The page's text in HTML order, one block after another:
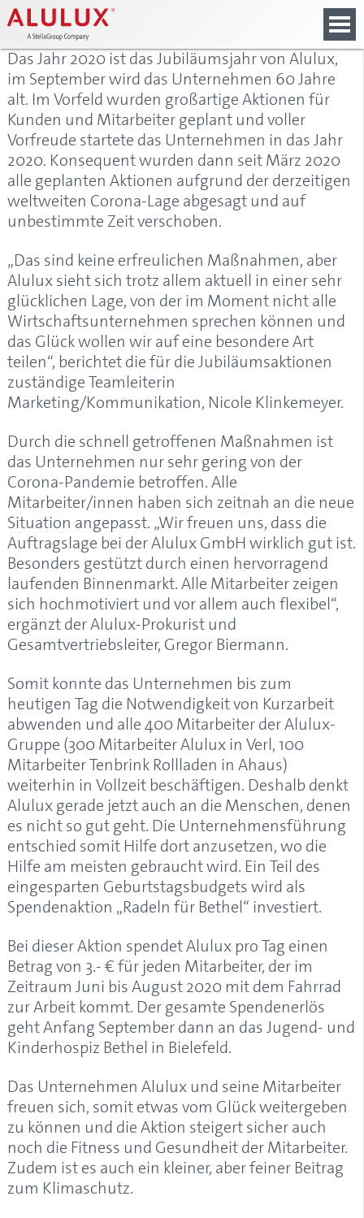
main
content
springen
springen
springen
Das Jahr 2020 ist das Jubiläumsjahr von Alulux,
im September wird das Unternehmen 60 Jahre
alt. Im Vorfeld wurden großartige Aktionen für
Kunden und Mitarbeiter geplant und voller
Vorfreude startete das Unternehmen in das Jahr
2020. Konsequent wurden dann seit März 2020
alle geplanten Aktionen aufgrund der derzeitigen
weltweiten Corona-Lage abgesagt und auf
unbestimmte Zeit verschoben.
„Das sind keine erfreulichen Maßnahmen, aber
Alulux sieht sich trotz allem aktuell in einer sehr
glücklichen Lage, von der im Moment nicht alle
Wirtschaftsunternehmen sprechen können und
das Glück wollen wir auf eine besondere Art
teilen“, berichtet die für die Jubiläumsaktionen
zuständige Teamleiterin
Marketing/Kommunikation, Nicole Klinkemeyer.
Durch die schnell getroffenen Maßnahmen ist
das Unternehmen nur sehr gering von der
Corona-Pandemie betroffen. Alle
Mitarbeiter/innen haben sich zeitnah an die neue
Situation angepasst. „Wir freuen uns, dass die
Auftragslage bei der Alulux GmbH wirklich gut ist.
Besonders gestützt durch einen hervorragend
laufenden Binnenmarkt. Alle Mitarbeiter zeigen
sich hochmotiviert und vor allem auch flexibel“,
ergänzt der Alulux-Prokurist und
Gesamtvertriebsleiter, Gregor Biermann.
Somit konnte das Unternehmen bis zum
heutigen Tag die Notwendigkeit von Kurzarbeit
abwenden und alle 400 Mitarbeiter der Alulux-
Gruppe (300 Mitarbeiter Alulux in Verl, 100
Mitarbeiter Tenbrink Rollladen in Ahaus)
weiterhin in Vollzeit beschäftigen. Deshalb denkt
Alulux gerade jetzt auch an die Menschen, denen
es nicht so gut geht. Die Unternehmensführung
entschied somit Hilfe dort anzusetzen, wo die
Hilfe am meisten gebraucht wird. Ein Teil des
eingesparten Geburtstagsbudgets wird als
Spendenaktion „Radeln für Bethel“ investiert.
Bei dieser Aktion spendet Alulux pro Tag einen
Betrag von 3.- € für jeden Mitarbeiter, der im
Zeitraum Juni bis August 2020 mit dem Fahrrad
zur Arbeit kommt. Der gesamte Spendenerlös
geht Anfang September dann an dasJugend- und
Kinderhospiz Bethel in Bielefeld.
Das Unternehmen Alulux und seine Mitarbeiter
freuen sich, somit etwas vom Glück weitergeben
zu können und die Aktion steigert sicher auch
noch die Fitness und Gesundheit der Mitarbeiter.
Zudem ist es auch ein kleiner, aber feiner Beitrag
zum Klimaschutz.